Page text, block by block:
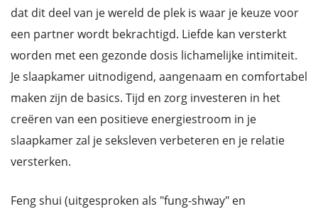
dat dit deel van je wereld de plek is waar je keuze voor
een partner wordt bekrachtigd. Liefde kan versterkt
worden met een gezonde dosis lichamelijke intimiteit.
Je slaapkamer uitnodigend, aangenaam en comfortabel
maken zijn de basics. Tijd en zorg investeren in het
creëren van een positieve energiestroom in je
slaapkamer zal je seksleven verbeteren en je relatie
versterken.
Feng shui (uitgesproken als "fung-shway" en